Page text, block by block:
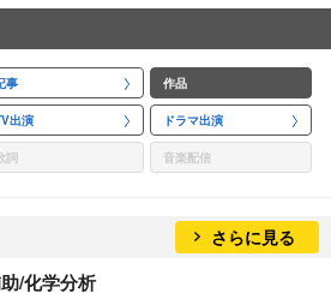
事 作品
出演 ドラマ出演
詞 音楽配信
さらに見る
/化学分析